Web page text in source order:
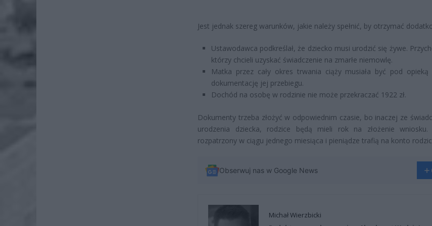
Jest jednak szereg warunków, jakie należy spełnić, by otrzymać
Ustawodawca podkreślał, że dziecko musi urodzić się żywe.
którzy chcieli uzyskać świadczenie na zmarłe niemowlę.
Matka przez cały okres trwania ciąży musiała być pod
dokumentację jej przebiegu.
Dochód na osobę w rodzinie nie może przekraczać 1922 zł.
Dokumenty trzeba złożyć w odpowiednim czasie, bo inaczej ze
urodzenia dziecka, rodzice będą mieli rok na złożenie
rozpatrzony w ciągu jednego miesiąca i pieniądze trafią na konto
Obserwuj nas w Google News
Michał Wierzbicki